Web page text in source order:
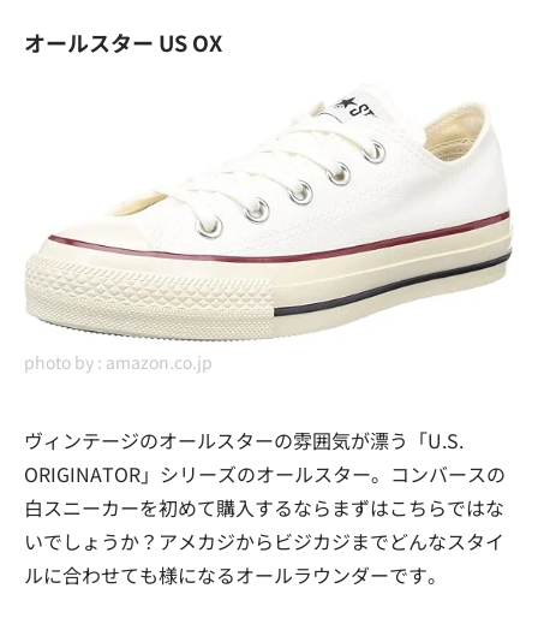
オールスター US OX
photo by : amazon.co.jp
ヴィンテージのオールスターの雰囲気が漂う「U.S.
ORIGINATOR」シリーズのオールスター。コンバースの
白スニーカーを初めて購入するならまずはこちらではな
いでしょうか？アメカジからビジカジまでどんなスタイ
ルに合わせても様になるオールラウンダーです。